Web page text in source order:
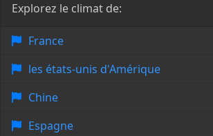
Explorez le climat de:
France
les états-unis d'Amérique
Chine
Espagne